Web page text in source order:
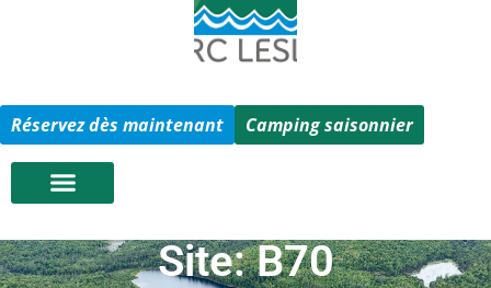
Réservez dès maintenant Camping saisonnier
Site: B70